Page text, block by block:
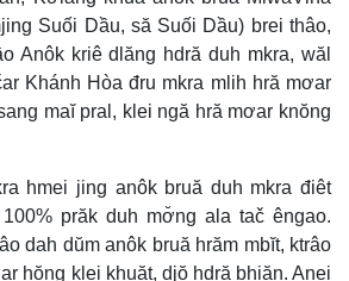
Suối Dầu, să Suối Dầu) brei thâo,
Anôk kriê dlăng hdră duh mkra, wăl
Khánh Hòa đru mkra mlih hră mơar
maĭ pral, klei ngă hră mơar knŏng
hmei jing anôk bruă duh mkra điêt
prăk duh mơ̆ng ala tač êngao.
dah dŭm anôk bruă hrăm mbĭt, ktrâo
hŏng klei khuăt, djŏ hdră bhiăn. Anei